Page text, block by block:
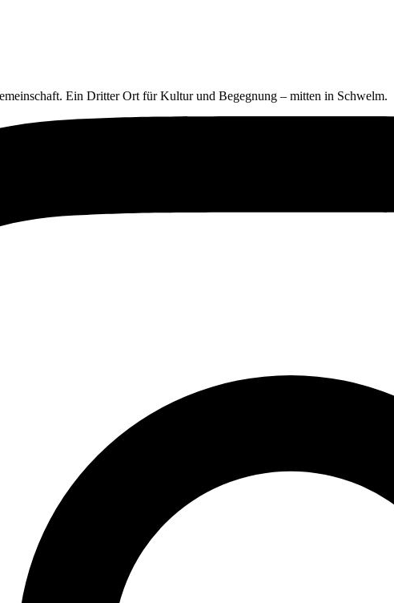
Ein Dritter Ort für Kultur und Begegnung – mitten in Schwelm.